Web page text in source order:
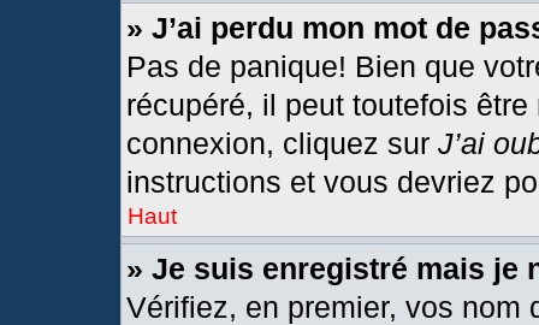
» J’ai perdu mon mot de
Pas de panique! Bien que
récupéré, il peut toutefois
connexion, cliquez sur J’ai
instructions et vous devriez
Haut
» Je suis enregistré mais je
Vérifiez, en premier, vos nom